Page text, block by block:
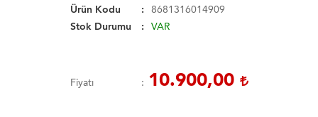
Ürün Kodu
8681316014909
Stok Durumu
VAR
Fiyatı 10.900,00